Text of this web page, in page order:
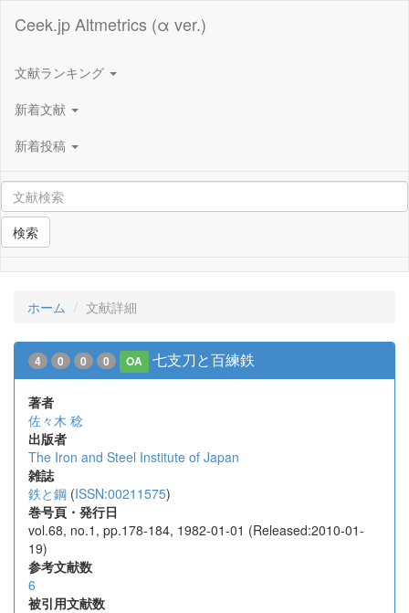
Ceek.jp Altmetrics (α ver.)
文献ランキング
新着文献
新着投稿
検索
ホーム 文献詳細
4 0 0 0 OA 七支刀と百練鉄
著者
佐々木 稔
出版者
The Iron and Steel Institute of Japan
雑誌
鉄と鋼 (ISSN:00211575)
巻号頁・発行日
vol.68, no.1, pp.178-184, 1982-01-01 (Released:2010-01-
19)
参考文献数
6
被引用文献数